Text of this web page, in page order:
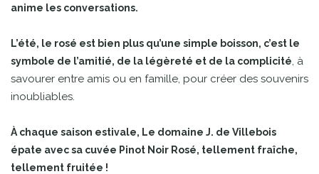
anime les conversations.
L’été, le rosé est bien plus qu’une simple boisson, c’est le
symbole de l’amitié, de la légèreté et de la complicité, à
savourer entre amis ou en famille, pour créer des souvenirs
inoubliables.
À chaque saison estivale, Le domaine J. de Villebois
épate avec sa cuvée Pinot Noir Rosé, tellement fraîche,
tellement fruitée !